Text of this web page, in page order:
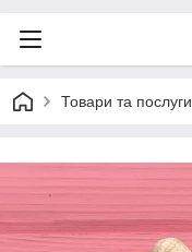
Товари та послуги